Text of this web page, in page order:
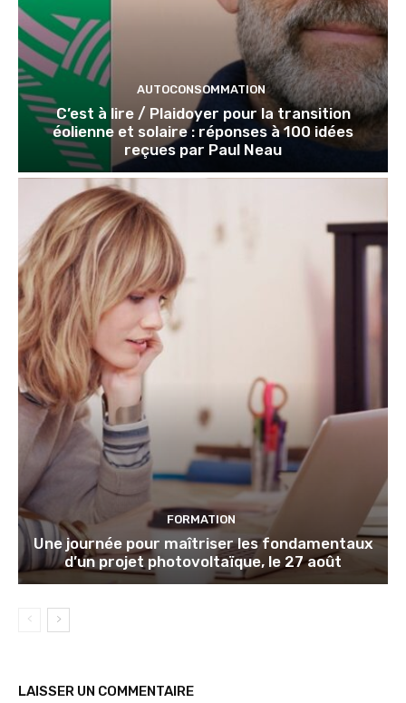
AUTOCONSOMMATION
C’est à lire / Plaidoyer pour la transition
éolienne et solaire : réponses à 100 idées
reçues par Paul Neau
FORMATION
Une journée pour maîtriser les fondamentaux
d’un projet photovoltaïque, le 27 août
LAISSER UN COMMENTAIRE